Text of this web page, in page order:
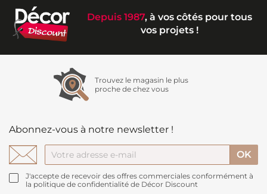
Depuis 1987, à vos côtés pour tous
vos projets !
Trouvez le magasin le plus
proche de chez vous
Abonnez-vous à notre newsletter !
J'accepte de recevoir des offres commerciales conformément à
la politique de confidentialité de Décor Discount